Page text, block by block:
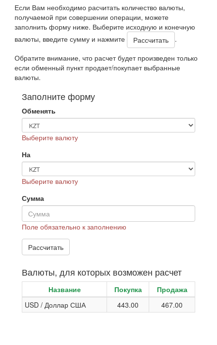
Если Вам необходимо расчитать количество валюты,
получаемой при совершении операции, можете
заполнить форму ниже. Выберите исходную и конечную
валюты, введите сумму и нажмите
.
Обратите внимание, что расчет будет произведен только
если обменный пункт продает/покупает выбранные
валюты.
Заполните форму
Обменять
Выберите валюту
На
Выберите валюту
Сумма
Поле обязательно к заполнению
Валюты, для которых возможен расчет
Название Покупка
Продажа
USD / Доллар США
443.00 467.00